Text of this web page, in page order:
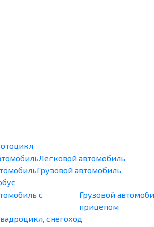
Легковой автомобиль
Грузовой автомобиль
Грузовой
прицепом
снегоход